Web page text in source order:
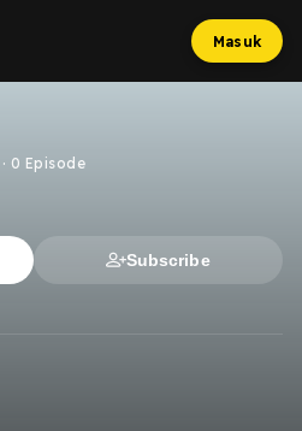
Masuk
· 0 Episode
Subscribe